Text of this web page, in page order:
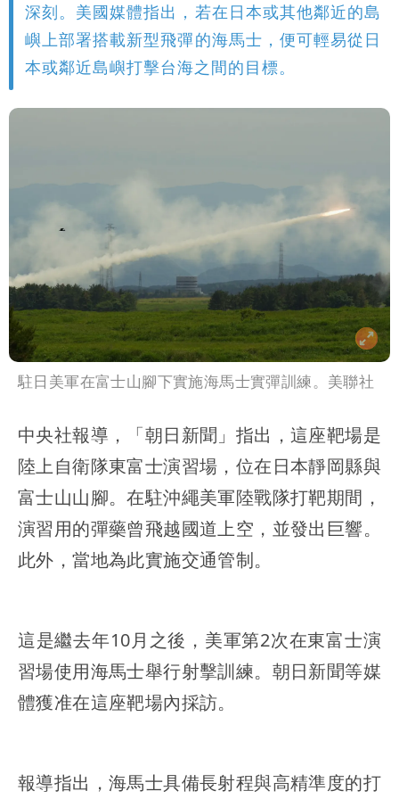
深刻。美國媒體指出，若在日本或其他鄰近的島
嶼上部署搭載新型飛彈的海馬士，便可輕易從日
本或鄰近島嶼打擊台海之間的目標。
駐日美軍在富士山腳下實施海馬士實彈訓練。美聯社
中央社報導，「朝日新聞」指出，這座靶場是
陸上自衛隊東富士演習場，位在日本靜岡縣與
富士山山腳。在駐沖繩美軍陸戰隊打靶期間，
演習用的彈藥曾飛越國道上空，並發出巨響。
此外，當地為此實施交通管制。
這是繼去年10月之後，美軍第2次在東富士演
習場使用海馬士舉行射擊訓練。朝日新聞等媒
體獲准在這座靶場內採訪。
報導指出，海馬士具備長射程與高精準度的打